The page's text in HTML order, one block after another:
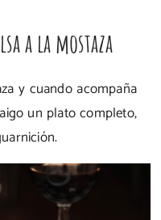
a la mostaza
y cuando acompaña
un plato completo,